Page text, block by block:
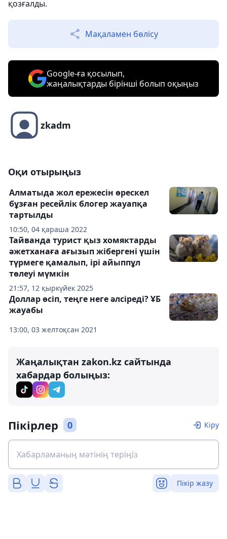
қозғалды.
Мақаламен бөлісу
Google-ға қосылып,
жаңалықтарды бірінші болып оқыңыз
zkadm
Оқи отырыңыз
10:50, 04 қараша 2022
Алматыда жол ережесін өрескел
бұзған ресейлік блогер жауапқа
тартылды
21:57, 12 қыркүйек 2025
Тайванда турист қыз хомяктарды
әжетханаға ағызып жібергені үшін
түрмеге қамалып, ірі айыппұл
төлеуі мүмкін
13:00, 03 желтоқсан 2021
Доллар өсіп, теңге неге әлсіреді? ҰБ
жауабы
Жаңалықтан zakon.kz сайтында
хабардар болыңыз:
Пікірлер 0 Кіру
Пікір жазу